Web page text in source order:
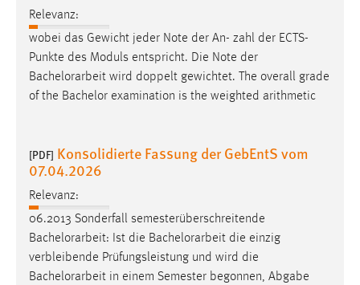
Relevanz:
wobei das Gewicht jeder Note der An- zahl der ECTS-
Punkte des Moduls entspricht. Die Note der
Bachelorarbeit wird doppelt gewichtet. The overall grade
of the Bachelor examination is the weighted arithmetic
[PDF] Konsolidierte Fassung der GebEntS vom
07.04.2026
Relevanz:
06.2013 Sonderfall semesterüberschreitende
Bachelorarbeit: Ist die Bachelorarbeit die einzig
verbleibende Prüfungsleistung und wird die
Bachelorarbeit in einem Semester begonnen, Abgabe